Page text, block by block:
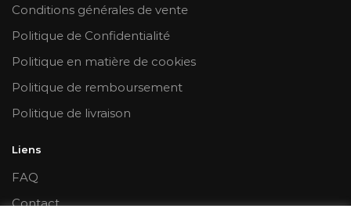
Conditions générales de vente
Politique de Confidentialité
Politique en matière de cookies
Politique de remboursement
Politique de livraison
Liens
FAQ
Contact